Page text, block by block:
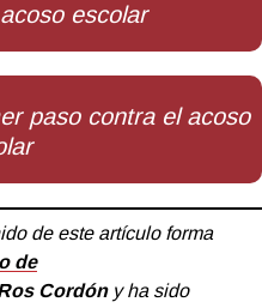
escolar
paso contra el acoso
de este artículo forma
de
Cordóny ha sido